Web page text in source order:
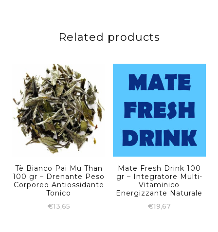
Related products
Tè Bianco Pai Mu Than
100 gr – Drenante Peso
Corporeo Antiossidante
Tonico
€13,65
Mate Fresh Drink 100
gr – Integratore Multi-
Vitaminico
Energizzante Naturale
€19,67